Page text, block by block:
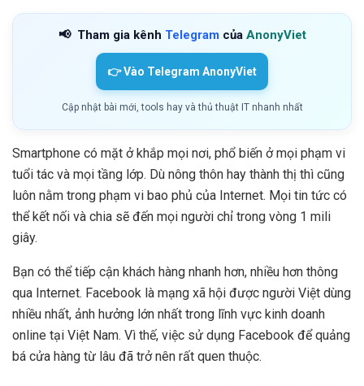
📢 Tham gia kênh Telegram của AnonyViet
👉 Vào Telegram AnonyViet
Cập nhật bài mới, tools hay và thủ thuật IT nhanh nhất
Smartphone có mặt ở khắp mọi nơi, phổ biến ở mọi phạm vi
tuổi tác và mọi tầng lớp. Dù nông thôn hay thành thị thì cũng
luôn nằm trong phạm vi bao phủ của Internet. Mọi tin tức có
thể kết nối và chia sẽ đến mọi người chỉ trong vòng 1 mili
giây.
Bạn có thể tiếp cận khách hàng nhanh hơn, nhiều hơn thông
qua Internet. Facebook là mạng xã hội được người Việt dùng
nhiều nhất, ảnh hưởng lớn nhất trong lĩnh vực kinh doanh
online tại Việt Nam. Vì thế, việc sử dụng Facebook để quảng
bá cửa hàng từ lâu đã trở nên rất quen thuộc.